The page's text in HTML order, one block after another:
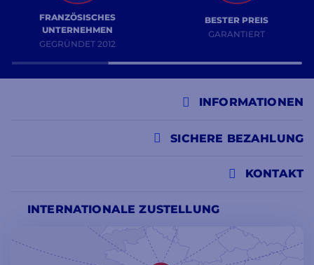
FRANZÖSISCHES
UNTERNEHMEN
GEGRÜNDET 2012
BESTER PREIS
GARANTIERT
INFORMATIONEN
INTERNATIONALE ZUSTELLUNG
KONTAKT
SICHERE BEZAHLUNG